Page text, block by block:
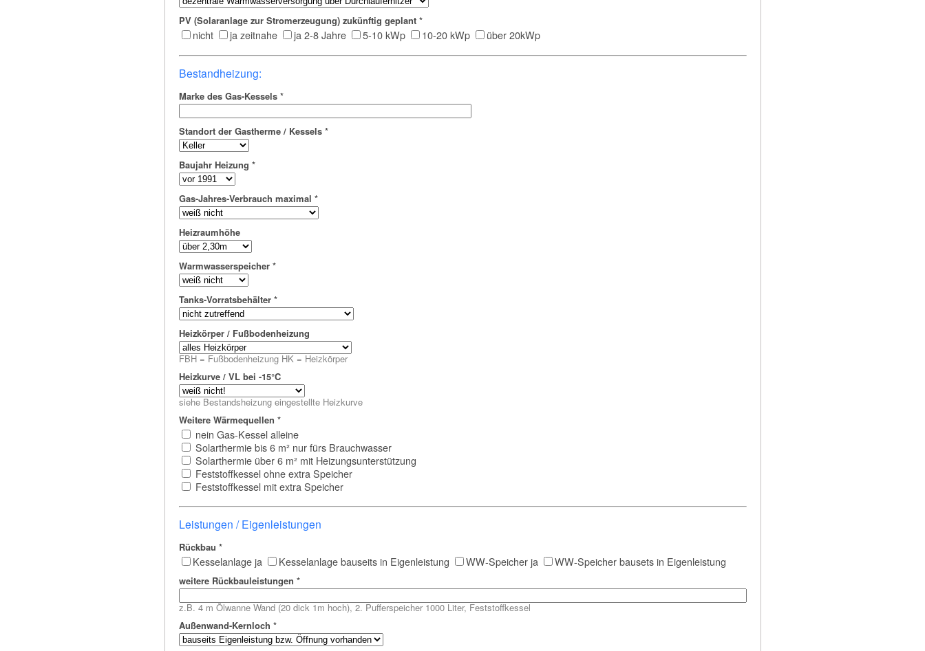
PV (Solaranlage zur Stromerzeugung) zukünftig geplant *
nicht ja zeitnahe ja 2-8 Jahre 5-10 kWp 10-20 kWp über 20kWp
Bestandheizung:
Marke des Gas-Kessels *
Standort der Gastherme / Kessels *
Baujahr Heizung *
Gas-Jahres-Verbrauch maximal *
Heizraumhöhe
Warmwasserspeicher *
Tanks-Vorratsbehälter *
Heizkörper / Fußbodenheizung
FBH = Fußbodenheizung HK = Heizkörper
Heizkurve / VL bei -15°C
siehe Bestandsheizung eingestellte Heizkurve
Weitere Wärmequellen *
nein Gas-Kessel alleine
Solarthermie bis 6 m² nur fürs Brauchwasser
Solarthermie über 6 m² mit Heizungsunterstützung
Feststoffkessel ohne extra Speicher
Feststoffkessel mit extra Speicher
Leistungen / Eigenleistungen
Rückbau *
Kesselanlage ja Kesselanlage bauseits in Eigenleistung WW-Speicher ja WW-Speicher bausets in Eigenleistung
weitere Rückbauleistungen *
z.B. 4 m Ölwanne Wand (20 dick 1m hoch), 2. Pufferspeicher 1000 Liter, Feststoffkessel
Außenwand-Kernloch *